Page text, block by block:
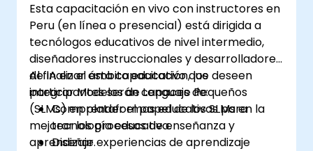
Esta capacitación en vivo con instructores en
Peru (en línea o presencial) está dirigida a
tecnólogos educativos de nivel intermedio,
diseñadores instruccionales y desarrolladores
de IA en el ámbito educativo que deseen
integrar Modelos de Lenguaje Pequeños
(SLMs) en plataformas educativas para
mejorar los procesos de enseñanza y
aprendizaje.
Al finalizar esta capacitación, los
participantes serán capaces de:
Comprender el papel de los SLMs en la
tecnología educativa.
Diseñar experiencias de aprendizaje